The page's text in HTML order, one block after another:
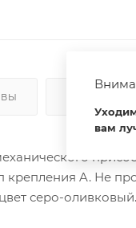
крепления A. Не
серо-оливковый.
вам